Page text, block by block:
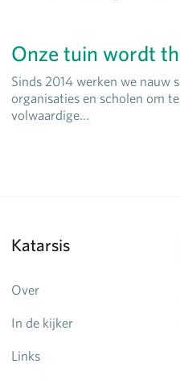
Onze tuin wordt
Sinds 2014 werken we nauw
organisaties en scholen om
volwaardige...
Katarsis
Over
In de kijker
Links